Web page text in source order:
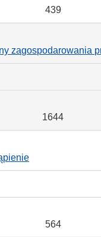
439
zagospodarowania
1644
564